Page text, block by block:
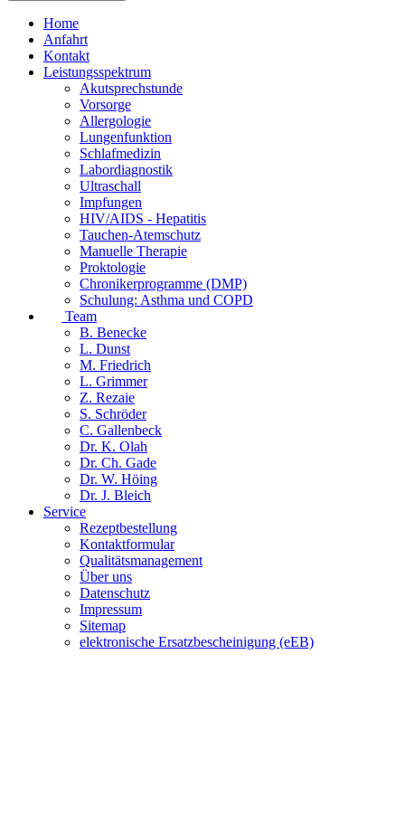
Home
Anfahrt
Kontakt
Leistungsspektrum
Akutsprechstunde
Vorsorge
Allergologie
Lungenfunktion
Schlafmedizin
Labordiagnostik
Ultraschall
Impfungen
HIV/AIDS - Hepatitis
Tauchen-Atemschutz
Manuelle Therapie
Proktologie
Chronikerprogramme (DMP)
Schulung: Asthma und COPD
Team
B. Benecke
L. Dunst
M. Friedrich
L. Grimmer
Z. Rezaie
S. Schröder
C. Gallenbeck
Dr. K. Olah
Dr. Ch. Gade
Dr. W. Höing
Dr. J. Bleich
Service
Rezeptbestellung
Kontaktformular
Qualitätsmanagement
Über uns
Datenschutz
Impressum
Sitemap
elektronische Ersatzbescheinigung (eEB)